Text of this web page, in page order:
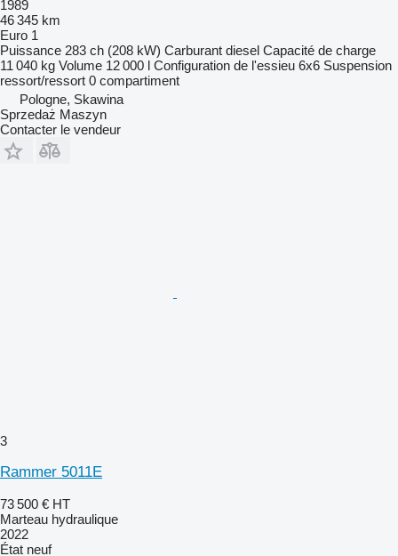
1989
46 345 km
Euro 1
Puissance 283 ch (208 kW) Carburant diesel Capacité de charge
11 040 kg Volume 12 000 l Configuration de l'essieu 6x6 Suspension
ressort/ressort 0 compartiment
Pologne, Skawina
Sprzedaż Maszyn
Contacter le vendeur
3
Rammer 5011E
73 500 € HT
Marteau hydraulique
2022
État neuf